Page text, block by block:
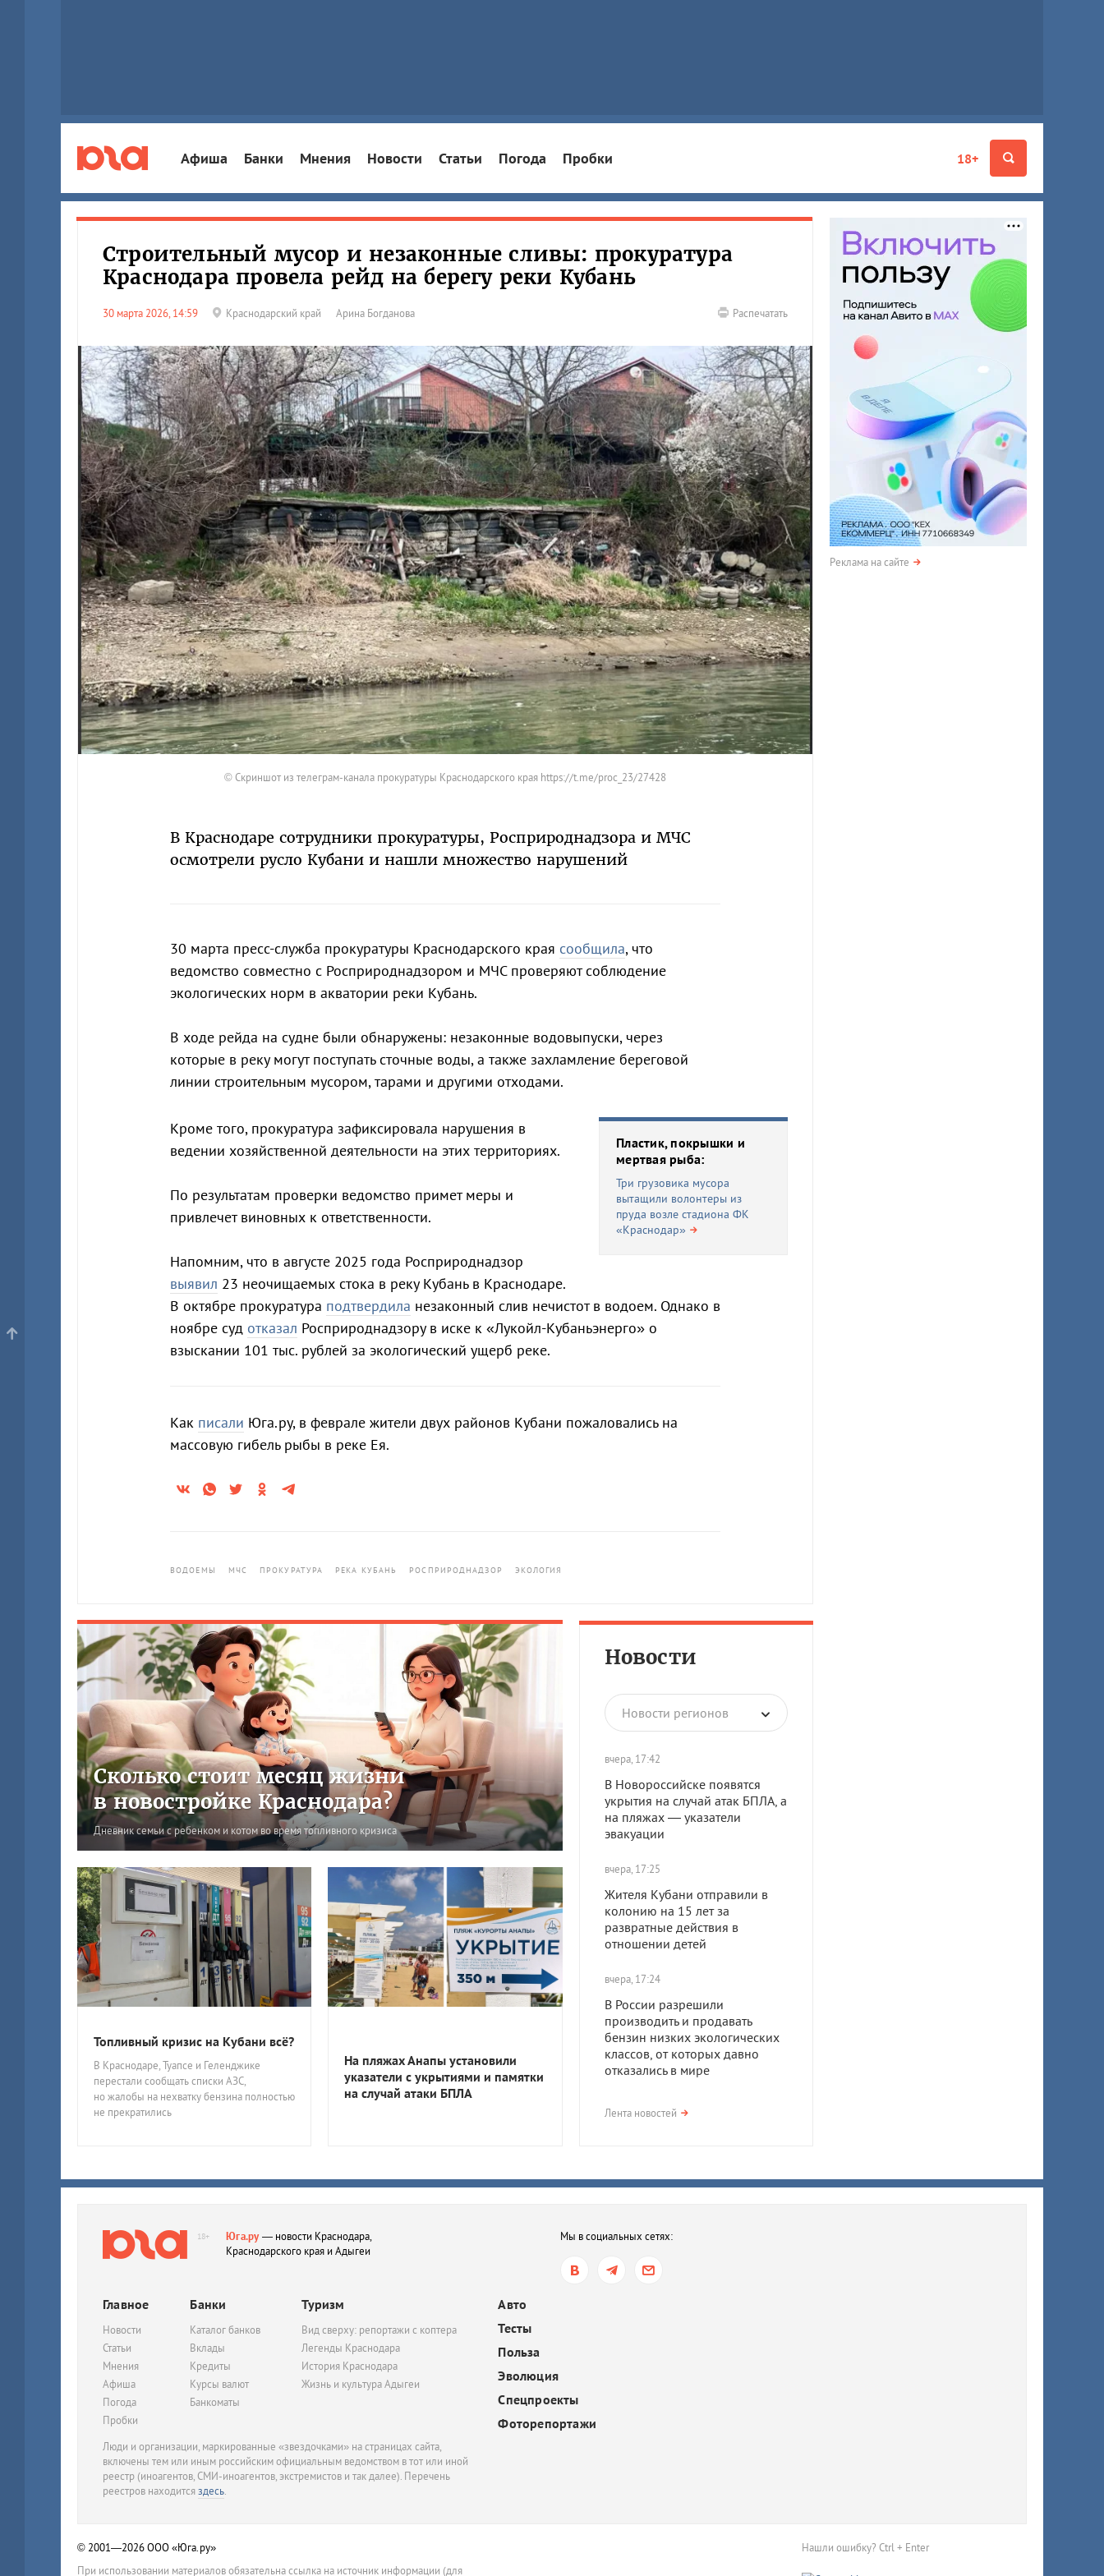
18+
Афиша Банки Мнения Новости Статьи Погода Пробки
Строительный мусор и незаконные сливы: прокуратура
Краснодара провела рейд на берегу реки Кубань
30 марта 2026, 14:59 Краснодарский край Арина Богданова Распечатать
© Скриншот из телеграм-канала прокуратуры Краснодарского края https://t.me/proc_23/27428
В Краснодаре сотрудники прокуратуры, Росприроднадзора и МЧС
осмотрели русло Кубани и нашли множество нарушений
30 марта пресс-служба прокуратуры Краснодарского края сообщила, что
ведомство совместно с Росприроднадзором и МЧС проверяют соблюдение
экологических норм в акватории реки Кубань.
В ходе рейда на судне были обнаружены: незаконные водовыпуски, через
которые в реку могут поступать сточные воды, а также захламление береговой
линии строительным мусором, тарами и другими отходами.
Пластик, покрышки и
мертвая рыба:
Три грузовика мусора
вытащили волонтеры из
пруда возле стадиона ФК
«Краснодар»
Кроме того, прокуратура зафиксировала нарушения в
ведении хозяйственной деятельности на этих территориях.
По результатам проверки ведомство примет меры и
привлечет виновных к ответственности.
Напомним, что в августе 2025 года Росприроднадзор
выявил 23 неочищаемых стока в реку Кубань в Краснодаре.
В октябре прокуратура подтвердила незаконный слив нечистот в водоем. Однако в
ноябре суд отказал Росприроднадзору в иске к «Лукойл-Кубаньэнерго» о
взыскании 101 тыс. рублей за экологический ущерб реке.
Как писали Юга.ру, в феврале жители двух районов Кубани пожаловались на
массовую гибель рыбы в реке Ея.
ВОДОЕМЫ МЧС ПРОКУРАТУРА РЕКА КУБАНЬ РОСПРИРОДНАДЗОР ЭКОЛОГИЯ
Новости
Новости регионов
вчера, 17:42
В Новороссийске появятся
укрытия на случай атак БПЛА, а
на пляжах — указатели
эвакуации
вчера, 17:25
Жителя Кубани отправили в
колонию на 15 лет за
развратные действия в
отношении детей
вчера, 17:24
В России разрешили
производить и продавать
бензин низких экологических
классов, от которых давно
отказались в мире
вчера, 17:23
после семейной ссоры
В Ростове-на-Дону хотят
электросамокатов
Лента новостей
Сколько стоит месяц жизни
в новостройке Краснодара?
Дневник семьи с ребенком и котом во время топливного кризиса
Топливный кризис на Кубани всё?
В Краснодаре, Туапсе и Геленджике
перестали сообщать списки АЗС,
но жалобы на нехватку бензина полностью
не прекратились
На пляжах Анапы установили
указатели с укрытиями и памятки
на случай атаки БПЛА
Реклама на сайте
18+ Юга.ру— новости Краснодара,
Краснодарского края и Адыгеи
Мы в социальных сетях:
Главное
Новости
Статьи
Мнения
Афиша
Погода
Пробки
Банки
Каталог банков
Вклады
Кредиты
Курсы валют
Банкоматы
Туризм
Вид сверху: репортажи с коптера
Легенды Краснодара
История Краснодара
Жизнь и культура Адыгеи
Авто
Тесты
Польза
Эволюция
Спецпроекты
Фоторепортажи
Люди и организации, маркированные «звездочками» на страницах сайта,
включены тем или иным российским официальным ведомством в тот или иной
реестр (иноагентов, СМИ-иноагентов, экстремистов и так далее). Перечень
реестров находитсяздесь.
© 2001—2026ООО «Юга.ру»
При использовании материалов обязательна ссылка на источник информации (для
Нашли ошибку? Ctrl + Enter